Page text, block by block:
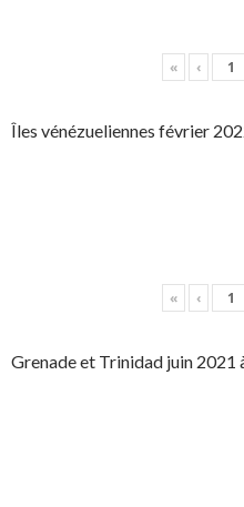
« ‹
Îles vénézueliennes février
« ‹
Grenade et Trinidad juin 2021